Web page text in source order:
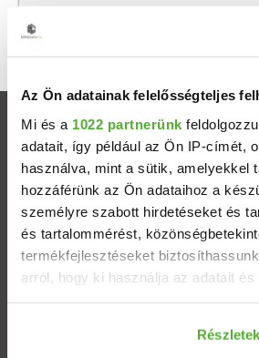
Az Ön adatainak felelősségteljes
Mi és a 1022 partnerünk
adatait, így például az Ön IP-címét,
használva, mint a sütik, amelyekkel
hozzáférünk az Ön adataihoz a
személyre szabott hirdetéseket és
és tartalommérést,
termékfejlesztéseket
arról, hogy ki használja az adatait és
Információgyűjtés az Ön
keresni, hátha akkor
Ingatlanok
Eladó házak
Eladó lakások
Települések